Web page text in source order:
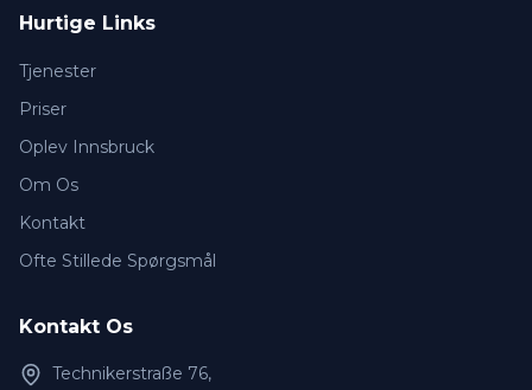
Hurtige Links
Tjenester
Priser
Oplev Innsbruck
Om Os
Kontakt
Ofte Stillede Spørgsmål
Kontakt Os
Technikerstraße 76,